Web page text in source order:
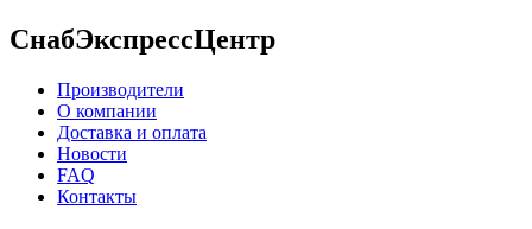
СнабЭкспрессЦентр
Производители
О компании
Доставка и оплата
Новости
FAQ
Контакты